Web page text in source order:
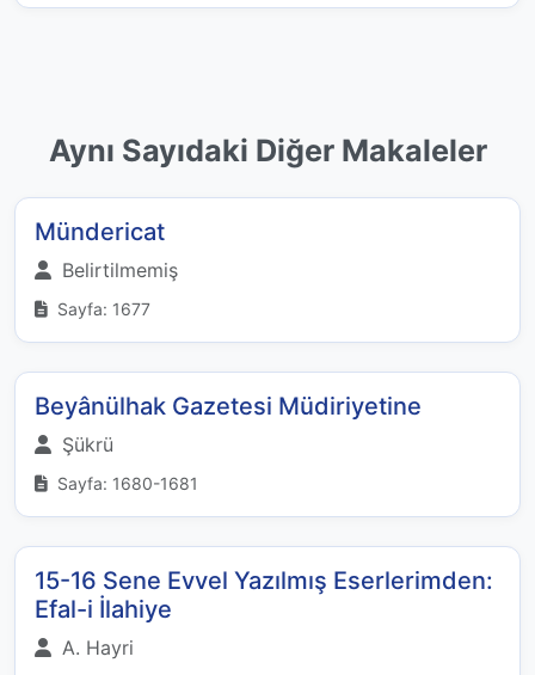
Aynı Sayıdaki Diğer Makaleler
Mündericat
Belirtilmemiş
Sayfa: 1677
Beyânülhak Gazetesi Müdiriyetine
Şükrü
Sayfa: 1680-1681
15-16 Sene Evvel Yazılmış Eserlerimden:
Efal-i İlahiye
A. Hayri